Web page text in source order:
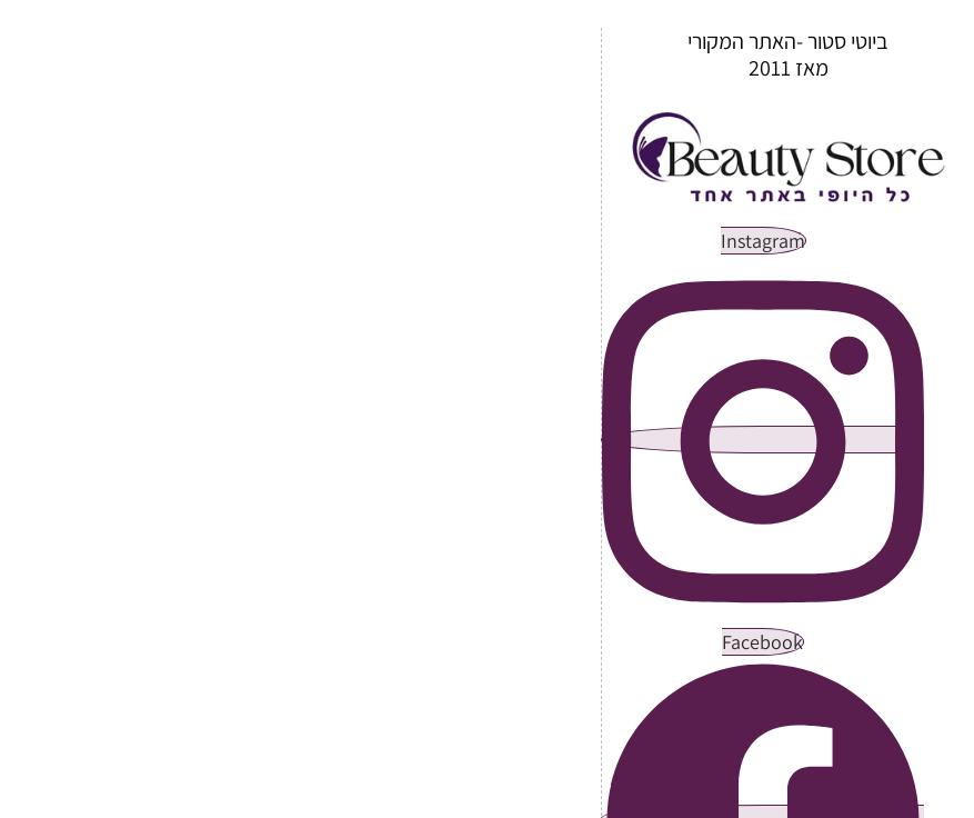
ביוטי סטור -האתר המקורי
מאז 2011
Instagram
Facebook